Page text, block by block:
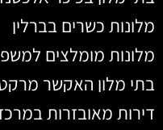
מלונות כשרים בברלין
מלונות מומלצים
בתי מלון האקשר מרקט
דירות מאובזרות